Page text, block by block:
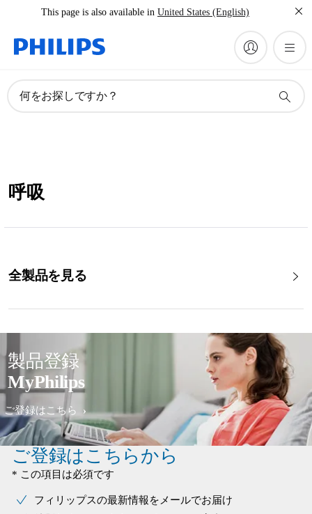
This page is also available in United States (English)
何をお探しですか？
呼吸
全製品を見る
製品登録
MyPhilips
ご登録はこちら
ご登録はこちらから
* この項目は必須です
フィリップスの最新情報をメールでお届け